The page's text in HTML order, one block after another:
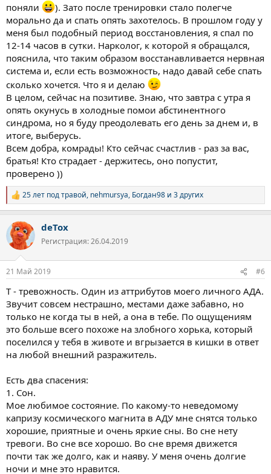
поняли
). Зато после тренировки стало полегче
морально да и спать опять захотелось. В прошлом году у
меня был подобный период восстановления, я спал по
12-14 часов в сутки. Нарколог, к которой я обращался,
пояснила, что таким образом восстанавливается нервная
система и, если есть возможность, надо давай себе спать
сколько хочется. Что я и делаю
В целом, сейчас на позитиве. Знаю, что завтра с утра я
опять окунусь в холодные помои абстинентного
синдрома, но я буду преодолевать его день за днем и, в
итоге, выберусь.
Всем добра, комрады! Кто сейчас счастлив - раз за вас,
братья! Кто страдает - держитесь, оно попустит,
проверено ))
Р
е
к
ц
и
25 лет под травой, nehmursya, Богдан98 и 3 других
deTox
Регистрация: 26.04.2019
21 Май 2019 #6
Т - тревожность. Один из аттрибутов моего личного АДА.
Звучит совсем нестрашно, местами даже забавно, но
только не когда ты в ней, а она в тебе. По ощущениям
это больше всего похоже на злобного хорька, который
поселился у тебя в животе и вгрызается в кишки в ответ
на любой внешний разражитель.
Есть два спасения:
1. Сон.
Мое любимое состояние. По какому-то неведомому
капризу космического магнита в АДУ мне снятся только
хорошие, приятные и очень яркие сны. Во сне нету
тревоги. Во сне все хорошо. Во сне время движется
почти так же долго, как и наяву. У меня очень долгие
ночи и мне это нравится.